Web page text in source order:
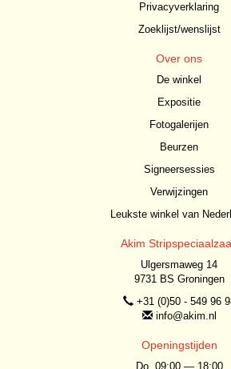
Privacyverklaring
Zoeklijst/wenslijst
Over ons
De winkel
Expositie
Fotogalerijen
Beurzen
Signeersessies
Verwijzingen
Leukste winkel van
Akim
Ulgersmaweg 14
9731 BS Groningen
+31 (0)50 - 549 96
info@akim.nl
Openingstijden
Do. 09:00 — 18:00